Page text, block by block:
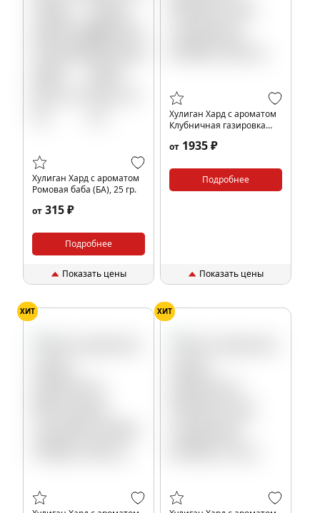
Хулиган Хард с ароматом
Ромовая баба (БА), 25 гр.
от 315 ₽
Подробнее
Показать цены
Хулиган Хард с ароматом
Клубничная газировка
от 1935 ₽
Подробнее
Показать цены
ХИТ ХИТ